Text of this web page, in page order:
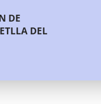
DE
DEL